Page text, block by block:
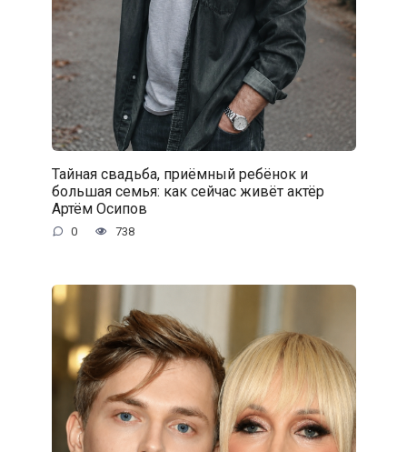
Тайная свадьба, приёмный ребёнок и
большая семья: как сейчас живёт актёр
Артём Осипов
0 738